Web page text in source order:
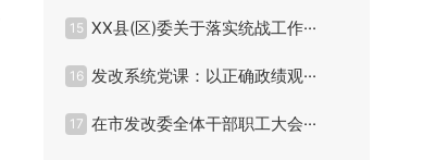
15 XX县(区)委关于落实统战工作···
16 发改系统党课：以正确政绩观···
17 在市发改委全体干部职工大会···